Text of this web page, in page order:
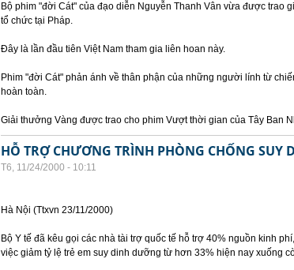
Bộ phim "đời Cát" của đạo diễn Nguyễn Thanh Vân vừa được trao
tổ chức tại Pháp.
Đây là lần đầu tiên Việt Nam tham gia liên hoan này.
Phim "đời Cát" phản ánh về thân phận của những người lính từ
hoàn toàn.
Giải thưởng Vàng được trao cho phim Vượt thời gian của Tây Ban
HỖ TRỢ CHƯƠNG TRÌNH PHÒNG CHỐNG SUY
T6, 11/24/2000 - 10:11
Hà Nội (Ttxvn 23/11/2000)
Bộ Y tế đã kêu gọi các nhà tài trợ quốc tế hỗ trợ 40% nguồn kinh
việc giảm tỷ lệ trẻ em suy dinh dưỡng từ hơn 33% hiện nay xuống